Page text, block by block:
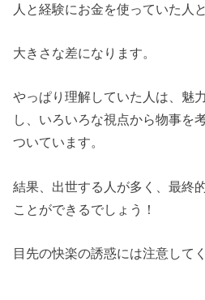
人と経験にお金を使っていた人
大きさな差になります。
やっぱり理解していた人は、魅
し、いろいろな視点から物事を
ついています。
結果、出世する人が多く、最終
ことができるでしょう！
目先の快楽の誘惑には注意して